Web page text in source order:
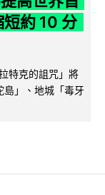
約 10 分
特克的詛咒」將
島」、地城「毒牙